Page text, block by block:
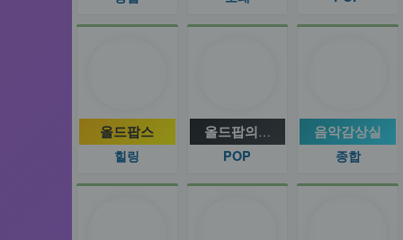
올드팝스
힐링
올드팝의추억
POP
음악감상실
종합